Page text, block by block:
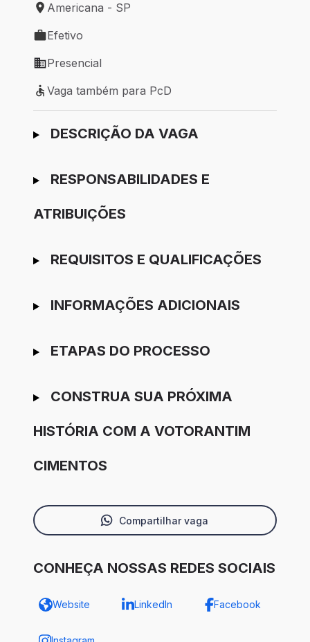
Local de trabalho: Americana - SP
Americana - SP
Tipo de vaga: Efetivo
Efetivo
Modelo de trabalho: Presencial
Presencial
Vaga também para PcD
Vaga também para PcD
Ir para candidatura
DESCRIÇÃO DA VAGA
RESPONSABILIDADES E
ATRIBUIÇÕES
REQUISITOS E QUALIFICAÇÕES
INFORMAÇÕES ADICIONAIS
ETAPAS DO PROCESSO
CONSTRUA SUA PRÓXIMA
HISTÓRIA COM A VOTORANTIM
CIMENTOS
Compartilhar vaga
CONHEÇA NOSSAS REDES SOCIAIS
Website LinkedIn Facebook